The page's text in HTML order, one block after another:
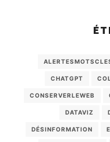
CHATGPT
CONSERVERLEWEB
DATAVIZ
DÉSINFORMATION